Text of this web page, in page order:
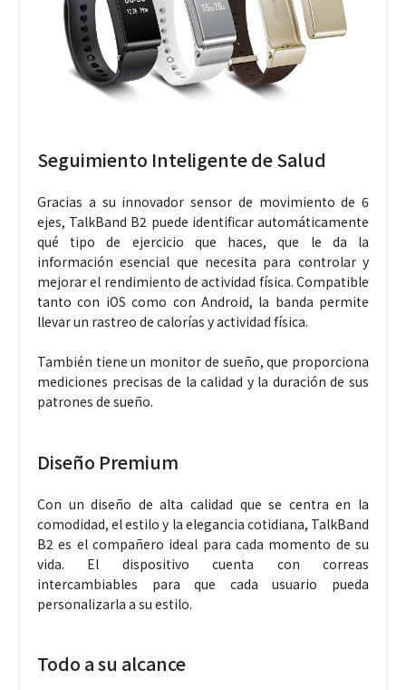
Seguimiento Inteligente de Salud
Gracias a su innovador sensor de movimiento de 6
ejes, TalkBand B2 puede identificar automáticamente
qué tipo de ejercicio que haces, que le da la
información esencial que necesita para controlar y
mejorar el rendimiento de actividad física. Compatible
tanto con iOS como con Android, la banda permite
llevar un rastreo de calorías y actividad física.
También tiene un monitor de sueño, que proporciona
mediciones precisas de la calidad y la duración de sus
patrones de sueño.
Diseño Premium
Con un diseño de alta calidad que se centra en la
comodidad, el estilo y la elegancia cotidiana, TalkBand
B2 es el compañero ideal para cada momento de su
vida. El dispositivo cuenta con correas
intercambiables para que cada usuario pueda
personalizarla a su estilo.
Todo a su alcance